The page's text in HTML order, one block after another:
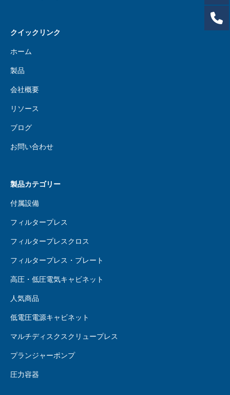
クイックリンク
ホーム
製品
会社概要
リソース
ブログ
お問い合わせ
製品カテゴリー
付属設備
フィルタープレス
フィルタープレスクロス
フィルタープレス・プレート
高圧・低圧電気キャビネット
人気商品
低電圧電源キャビネット
マルチディスクスクリュープレス
プランジャーポンプ
圧力容器